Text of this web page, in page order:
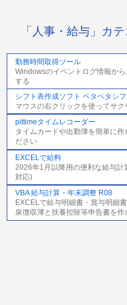
「人事・給与」カ
勤務時間取得ツール
Windowsのイベントログ情報か
する
シフト表作成ソフト ペタペタシフ
マウスの右クリックを使ってサ
pittimeタイムレコーダー
タイムカードや出勤簿を簡単に
ださい
EXCELで給料
2026年1月以降用の便利な給与
対応)
VBA 給与計算・年末調整 R08
EXCELで給与明細書・賞与明細
泉徴収簿と扶養控除等申告書を作